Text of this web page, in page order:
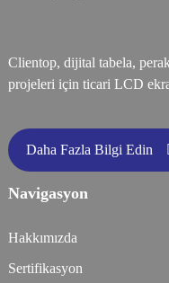
Clientop, dijital tabela,
projeleri için ticari LCD
Daha Fazla Bilgi Edin
Navigasyon
Hakkımızda
Sertifikasyon